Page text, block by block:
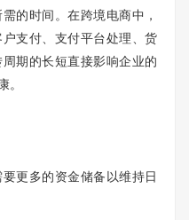
的时间。在跨境电商中，
支付、支付平台处理、货
期的长短直接影响企业的
。
更多的资金储备以维持日